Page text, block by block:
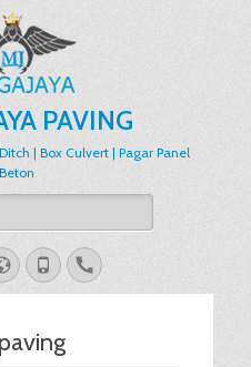
PAVING
| Box Culvert | Pagar Panel
Beton
Website
PhoneHandset